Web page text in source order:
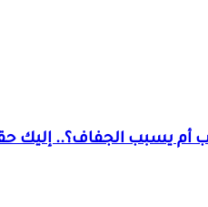
يسبب الجفاف؟.. إليك